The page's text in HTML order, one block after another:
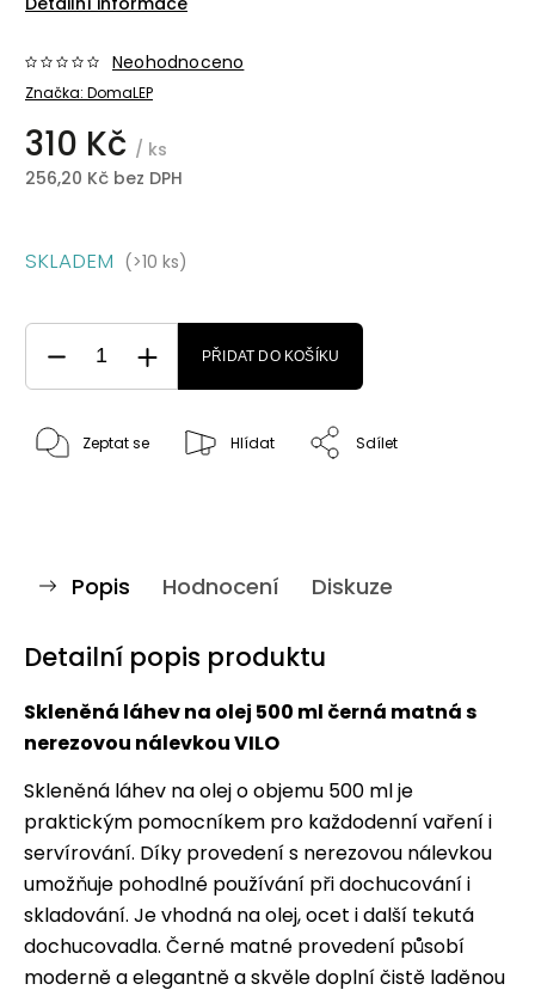
Značka: DomaLEP
Neohodnoceno
310 Kč / ks
256,20 Kč bez DPH
SKLADEM (>10 ks)
PŘIDAT DO KOŠÍKU
Zeptat se Hlídat Sdílet
Popis Hodnocení Diskuze
Detailní popis produktu
Skleněná láhev na olej 500 ml černá matná s
nerezovou nálevkou VILO
Skleněná láhev na olej o objemu 500 ml je
praktickým pomocníkem pro každodenní vaření i
servírování. Díky provedení s nerezovou nálevkou
umožňuje pohodlné používání při dochucování i
skladování. Je vhodná na olej, ocet i další tekutá
dochucovadla. Černé matné provedení působí
moderně a elegantně a skvěle doplní čistě laděnou